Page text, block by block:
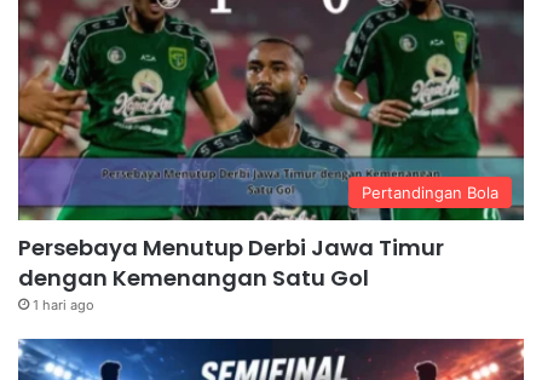
Pertandingan Bola
Persebaya Menutup Derbi Jawa Timur
dengan Kemenangan Satu Gol
1 hari ago